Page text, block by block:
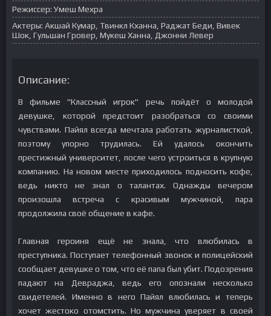
Режиссер: Умеш Мехра
Актеры: Акшай Кумар, Твинкл Кханна, Раджат Беди, Вивек
Шок, Гульшан Гровер, Мукеш Ханна, Джонни Левер
Описание:
В фильме "Классный игрок" речь пойдёт о молодой
девушке, которой предстоит разобраться со своими
чувствами. Пайял всегда мечтала работать журналисткой,
поэтому упорно трудилась. Ей удалось окончить
престижный университет, после чего устроиться в крупную
компанию. На новом месте приходилось подносить кофе,
ведь никто не знал о талантах. Однажды вечером
произошла встреча с красивым мужчиной, пара
продолжила своё общение в кафе.
Главная героиня ещё не знала, что влюбилась в
преступника. Поступает телефонный звонок и полицейский
сообщает девушке о том, что её папа был убит. Подозрения
падают на Девраджа, ведь его опознали несколько
свидетелей. Именно в него Пайял влюбилась и теперь
хочет жестоко отомстить. Но мужчина уверяет в своей